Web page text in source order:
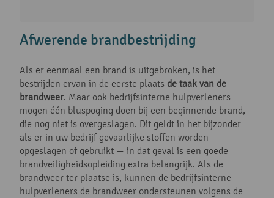
Afwerende brandbestrijding
Als er eenmaal een brand is uitgebroken, is het
bestrijden ervan in de eerste plaats de taak van de
brandweer. Maar ook bedrijfsinterne hulpverleners
mogen één bluspoging doen bij een beginnende brand,
die nog niet is overgeslagen. Dit geldt in het bijzonder
als er in uw bedrijf gevaarlijke stoffen worden
opgeslagen of gebruikt — in dat geval is een goede
brandveiligheidsopleiding extra belangrijk. Als de
brandweer ter plaatse is, kunnen de bedrijfsinterne
hulpverleners de brandweer ondersteunen volgens de